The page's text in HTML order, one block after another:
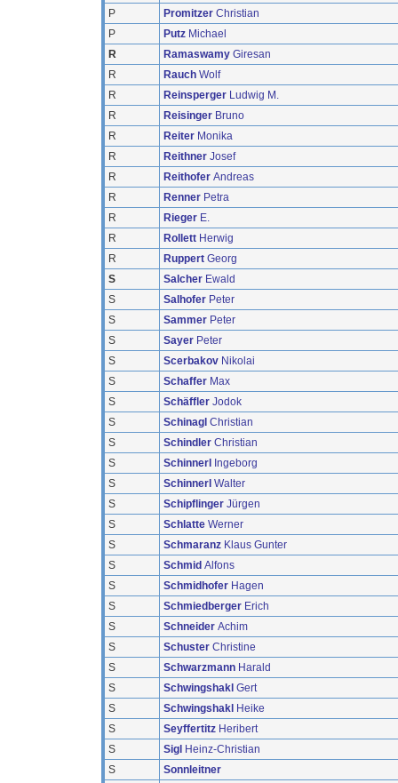
P
Promitzer Christian
P
Putz Michael
R
Ramaswamy Giresan
R
Rauch Wolf
R
Reinsperger Ludwig M.
R
Reisinger Bruno
R
Reiter Monika
R
Reithner Josef
R
Reithofer Andreas
R
Renner Petra
R
Rieger E.
R
Rollett Herwig
R
Ruppert Georg
S
Salcher Ewald
S
Salhofer Peter
S
Sammer Peter
S
Sayer Peter
S
Scerbakov Nikolai
S
Schaffer Max
S
Schäffler Jodok
S
Schinagl Christian
S
Schindler Christian
S
Schinnerl
Ingeborg
S
Schinnerl Walter
S
Schipflinger Jürgen
S
Schlatte Werner
S
Schmaranz Klaus Gunter
S
Schmid Alfons
S
Schmidhofer Hagen
S
Schmiedberger Erich
S
Schneider Achim
S
Schuster Christine
S
Schwarzmann Harald
S
Schwingshakl Gert
S
Schwingshakl Heike
S
Seyffertitz Heribert
S
Sigl Heinz-Christian
S
Sonnleitner